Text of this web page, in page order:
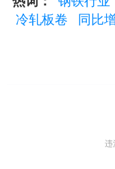
冷轧板卷
同比
违